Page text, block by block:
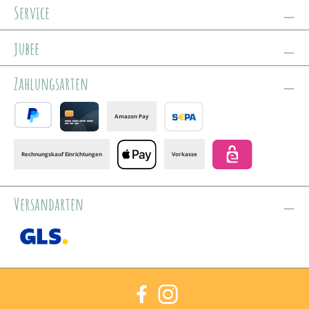
Service
jubee
Zahlungsarten
Amazon Pay
Banktransfer
Rechnungskauf Einrichtungen Vorkasse
Versandarten
FacebookInstagram